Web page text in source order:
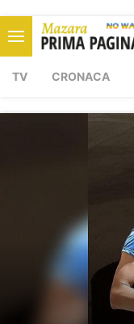
TV CRONACA